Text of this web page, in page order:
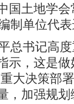
国土地学
制单位代
总书记高
示，这是
大决策部
，加强规